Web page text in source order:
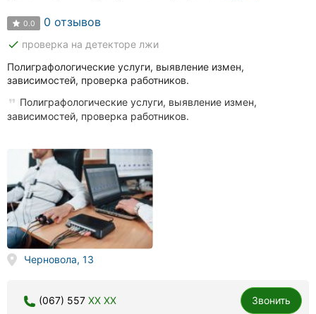
Киев
Харьков
Запорожье
Львов
Кривой
Рог
Николаев
Херсон
Полтава
0.0 0 отзывов
done проверка на детекторе лжи
Полиграфологические услуги, выявление измен,
зависимостей, проверка работников.
Полиграфологические услуги, выявление измен,
зависимостей, проверка работников.
Черновола, 13
(067) 557 XX XX Звонить